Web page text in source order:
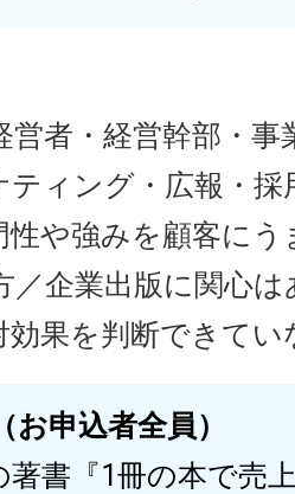
営者・経営幹部・事
ティング・広報・採
性や強みを顧客に
／企業出版に関心
効果を判断できてい
お申込者全員）
著書『1冊の本で売